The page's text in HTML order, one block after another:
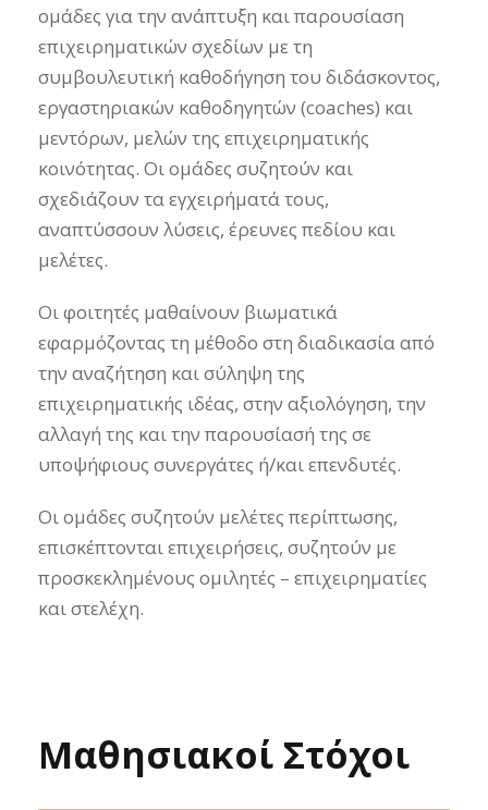
ομάδες για την ανάπτυξη και παρουσίαση
επιχειρηματικών σχεδίων με τη
συμβουλευτική καθοδήγηση του διδάσκοντος,
εργαστηριακών καθοδηγητών (coaches) και
μεντόρων, μελών της επιχειρηματικής
κοινότητας. Οι ομάδες συζητούν και
σχεδιάζουν τα εγχειρήματά τους,
αναπτύσσουν λύσεις, έρευνες πεδίου και
μελέτες.
Οι φοιτητές μαθαίνουν βιωματικά
εφαρμόζοντας τη μέθοδο στη διαδικασία από
την αναζήτηση και σύληψη της
επιχειρηματικής ιδέας, στην αξιολόγηση, την
αλλαγή της και την παρουσίασή της σε
υποψήφιους συνεργάτες ή/και επενδυτές.
Οι ομάδες συζητούν μελέτες περίπτωσης,
επισκέπτονται επιχειρήσεις, συζητούν με
προσκεκλημένους ομιλητές – επιχειρηματίες
και στελέχη.
Μαθησιακοί Στόχοι